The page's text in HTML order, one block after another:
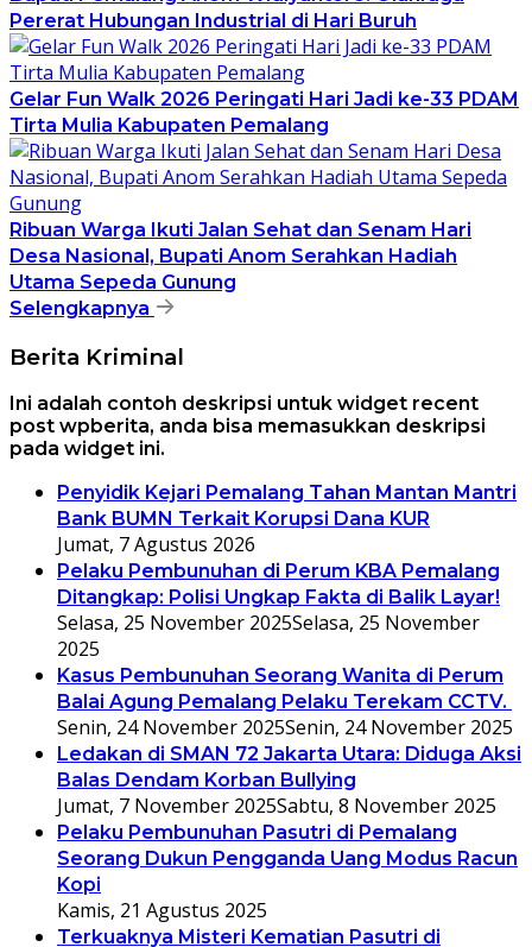
Pererat Hubungan Industrial di Hari Buruh
Gelar Fun Walk 2026 Peringati Hari Jadi ke-33 PDAM
Tirta Mulia Kabupaten Pemalang
Ribuan Warga Ikuti Jalan Sehat dan Senam Hari
Desa Nasional, Bupati Anom Serahkan Hadiah
Utama Sepeda Gunung
Selengkapnya
Berita Kriminal
Ini adalah contoh deskripsi untuk widget recent
post wpberita, anda bisa memasukkan deskripsi
pada widget ini.
Penyidik Kejari Pemalang Tahan Mantan Mantri
Bank BUMN Terkait Korupsi Dana KUR
Jumat, 7 Agustus 2026
Pelaku Pembunuhan di Perum KBA Pemalang
Ditangkap: Polisi Ungkap Fakta di Balik Layar!
Selasa, 25 November 2025Selasa, 25 November
2025
Kasus Pembunuhan Seorang Wanita di Perum
Balai Agung Pemalang Pelaku Terekam CCTV.
Senin, 24 November 2025Senin, 24 November 2025
Ledakan di SMAN 72 Jakarta Utara: Diduga Aksi
Balas Dendam Korban Bullying
Jumat, 7 November 2025Sabtu, 8 November 2025
Pelaku Pembunuhan Pasutri di Pemalang
Seorang Dukun Pengganda Uang Modus Racun
Kopi
Kamis, 21 Agustus 2025
Terkuaknya Misteri Kematian Pasutri di